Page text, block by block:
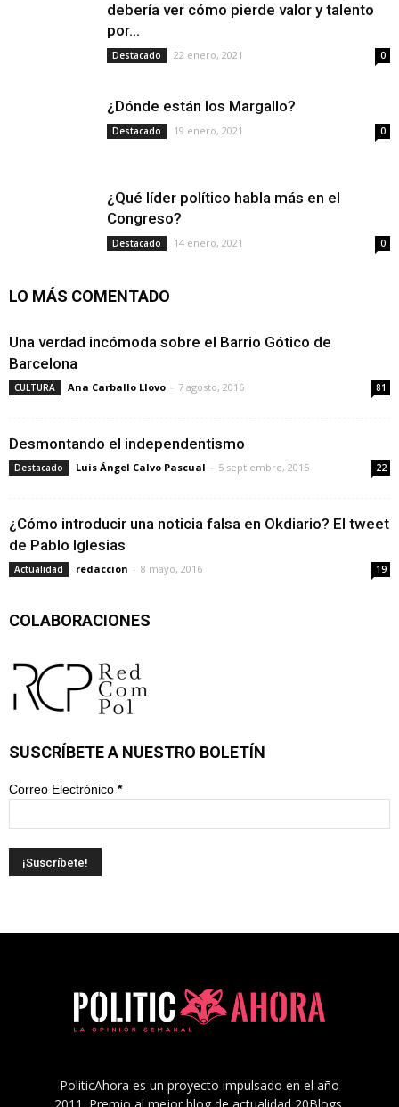
debería ver cómo pierde valor y talento
por...
Destacado 22 enero, 2021 0
¿Dónde están los Margallo?
Destacado 19 enero, 2021 0
¿Qué líder político habla más en el
Congreso?
Destacado 14 enero, 2021 0
LO MÁS COMENTADO
Una verdad incómoda sobre el Barrio Gótico de
Barcelona
CULTURA Ana Carballo Llovo - 7 agosto, 2016 81
Desmontando el independentismo
Destacado Luis Ángel Calvo Pascual - 5 septiembre, 2015 22
¿Cómo introducir una noticia falsa en Okdiario? El tweet
de Pablo Iglesias
Actualidad redaccion - 8 mayo, 2016 19
COLABORACIONES
SUSCRÍBETE A NUESTRO BOLETÍN
Correo Electrónico *
PoliticAhora es un proyecto impulsado en el año